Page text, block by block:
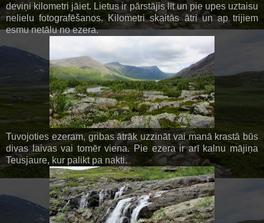
deviņi kilometri jāiet. Lietus ir pārstājis līt un pie upes uztaisu
nelielu fotografēšanos. Kilometri skaitās ātri un ap trijiem
esmu netālu no ezera.
Tuvojoties ezeram, gribas ātrāk uzzināt vai manā krastā būs
divas laivas vai tomēr viena. Pie ezera ir arī kalnu mājiņa
Teusjaure, kur palikt pa nakti.